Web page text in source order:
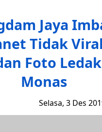
Jaya
Tidak
Foto
Monas
Selasa, 3 Des